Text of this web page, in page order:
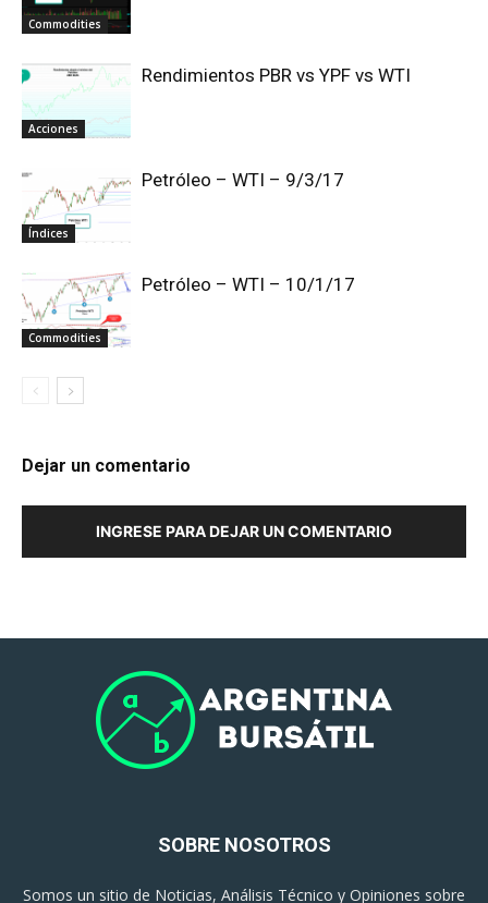
Commodities
Acciones
Rendimientos PBR vs YPF vs WTI
Índices
Petróleo – WTI – 9/3/17
Commodities
Petróleo – WTI – 10/1/17
Dejar un comentario
INGRESE PARA DEJAR UN COMENTARIO
SOBRE NOSOTROS
Somos un sitio de Noticias, Análisis Técnico y Opiniones sobre